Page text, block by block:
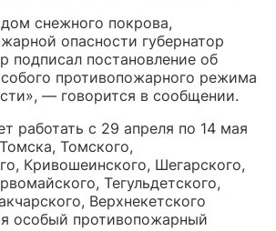
снежного покрова,
опасности губернатор
подписал постановление об
противопожарного режима
— говорится в сообщении.
работать с 29 апреля по 14 мая
Томского,
Кривошеинского, Шегарского,
Тегульдетского,
Верхнекетского
особый противопожарный